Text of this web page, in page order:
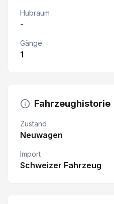
Hubraum
-
Gänge
1
Fahrzeughistorie
Zustand
Neuwagen
Import
Schweizer Fahrzeug